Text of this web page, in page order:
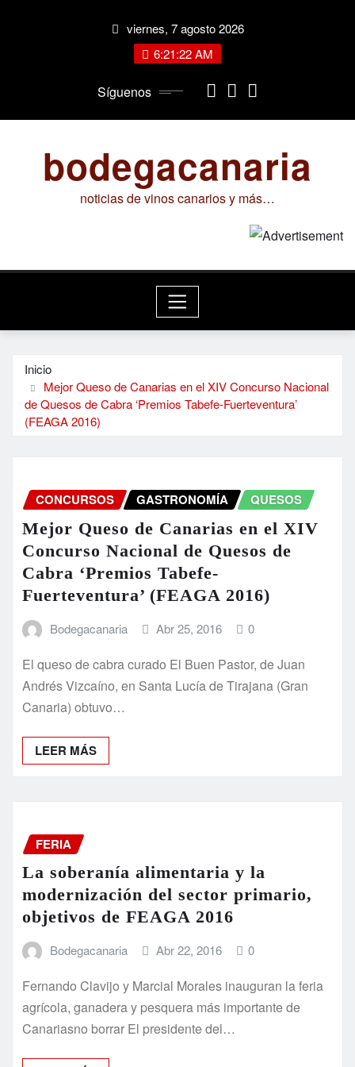
viernes, 7 agosto 2026
6:21:23 AM
Síguenos
bodegacanaria
noticias de vinos canarios y más…
Inicio
Mejor Queso de Canarias en el XIV Concurso Nacional
de Quesos de Cabra ‘Premios Tabefe-Fuerteventura’
(FEAGA 2016)
CONCURSOS GASTRONOMÍA QUESOS
Mejor Queso de Canarias en el XIV
Concurso Nacional de Quesos de
Cabra ‘Premios Tabefe-
Fuerteventura’ (FEAGA 2016)
Bodegacanaria Abr 25, 2016 0
El queso de cabra curado El Buen Pastor, de Juan
Andrés Vizcaíno, en Santa Lucía de Tirajana (Gran
Canaria) obtuvo…
LEER MÁS
FERIA
La soberanía alimentaria y la
modernización del sector primario,
objetivos de FEAGA 2016
Bodegacanaria Abr 22, 2016 0
Fernando Clavijo y Marcial Morales inauguran la feria
agrícola, ganadera y pesquera más importante de
Canariasno borrar El presidente del…